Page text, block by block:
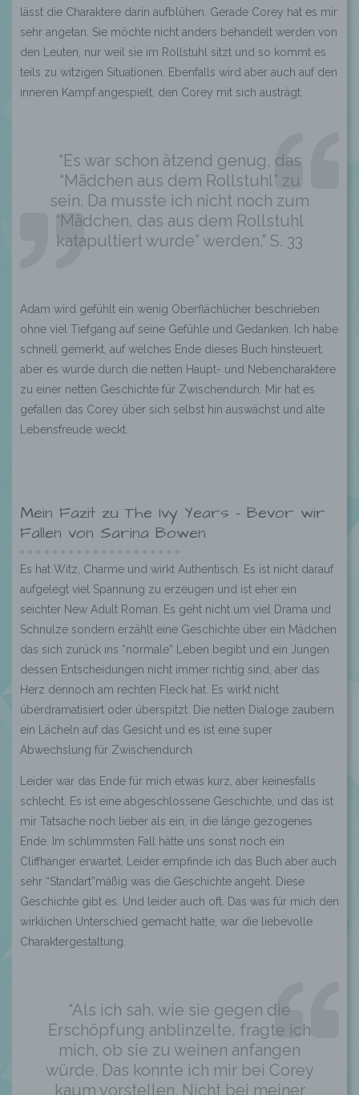
lässt die Charaktere darin aufblühen. Gerade Corey hat es mir
sehr angetan. Sie möchte nicht anders behandelt werden von
den Leuten, nur weil sie im Rollstuhl sitzt und so kommt es
teils zu witzigen Situationen. Ebenfalls wird aber auch auf den
inneren Kampf angespielt, den Corey mit sich austrägt.
“Es war schon ätzend genug, das
“Mädchen aus dem Rollstuhl” zu
sein. Da musste ich nicht noch zum
“Mädchen, das aus dem Rollstuhl
katapultiert wurde” werden.” S. 33
Adam wird gefühlt ein wenig Oberflächlicher beschrieben
ohne viel Tiefgang auf seine Gefühle und Gedanken. Ich habe
schnell gemerkt, auf welches Ende dieses Buch hinsteuert,
aber es wurde durch die netten Haupt- und Nebencharaktere
zu einer netten Geschichte für Zwischendurch. Mir hat es
gefallen das Corey über sich selbst hin auswächst und alte
Lebensfreude weckt.
Mein Fazit zu The Ivy Years – Bevor wir
Fallen von Sarina Bowen
Es hat Witz, Charme und wirkt Authentisch. Es ist nicht darauf
aufgelegt viel Spannung zu erzeugen und ist eher ein
seichter New Adult Roman. Es geht nicht um viel Drama und
Schnulze sondern erzählt eine Geschichte über ein Mädchen
das sich zurück ins “normale” Leben begibt und ein Jungen
dessen Entscheidungen nicht immer richtig sind, aber das
Herz dennoch am rechten Fleck hat. Es wirkt nicht
überdramatisiert oder überspitzt. Die netten Dialoge zaubern
ein Lächeln auf das Gesicht und es ist eine super
Abwechslung für Zwischendurch.
Leider war das Ende für mich etwas kurz, aber keinesfalls
schlecht. Es ist eine abgeschlossene Geschichte, und das ist
mir Tatsache noch lieber als ein, in die länge gezogenes
Ende. Im schlimmsten Fall hätte uns sonst noch ein
Cliffhanger erwartet. Leider empfinde ich das Buch aber auch
sehr “Standart”mäßig was die Geschichte angeht. Diese
Geschichte gibt es. Und leider auch oft. Das was für mich den
wirklichen Unterschied gemacht hatte, war die liebevolle
Charaktergestaltung.
“Als ich sah, wie sie gegen die
Erschöpfung anblinzelte, fragte ich
mich, ob sie zu weinen anfangen
würde. Das konnte ich mir bei Corey
kaum vorstellen. Nicht bei meiner